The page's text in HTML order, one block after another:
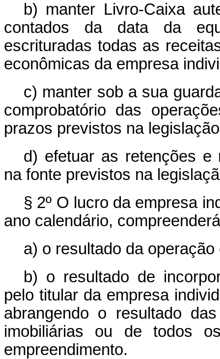
b) manter Livro-Caixa
contados da data da
escrituradas todas as
econômicas da empresa
c) manter sob a sua
comprobatório das
prazos previstos na
d) efetuar as retenções e
na fonte previstos na
§ 2º O lucro da empresa
ano calendário,
a) o resultado da
b) o resultado de
pelo titular da empresa
abrangendo o resultado
imobiliárias ou de todos
empreendimento.